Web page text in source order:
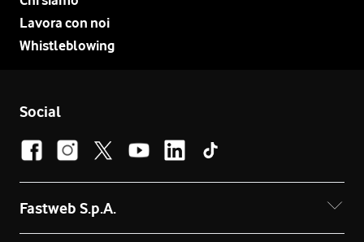
Lavora con noi
Whistleblowing
Social
Fastweb S.p.A.